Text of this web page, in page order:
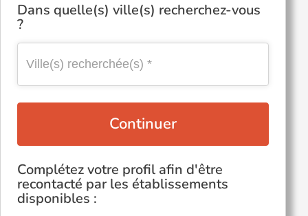
Dans quelle(s) ville(s) recherchez-vous
?
Continuer
Complétez votre profil afin d'être
recontacté par les établissements
disponibles :